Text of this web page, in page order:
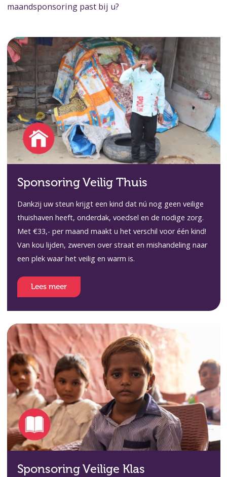
maandsponsoring past bij u?
Sponsoring Veilig Thuis
Dankzij uw steun krijgt een kind dat nú nog geen veilige
thuishaven heeft, onderdak, voedsel en de nodige zorg.
Met €33,- per maand maakt u het verschil voor één kind!
Van kou lijden, zwerven over straat en mishandeling naar
een plek waar het veilig en warm is.
Lees meer
Sponsoring Veilige Klas